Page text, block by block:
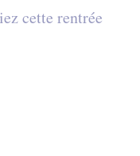
cette rentrée